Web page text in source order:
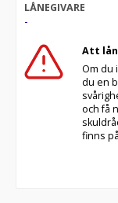
LÅNEGIVARE
-
Att
Om du
du en
och få
finns på